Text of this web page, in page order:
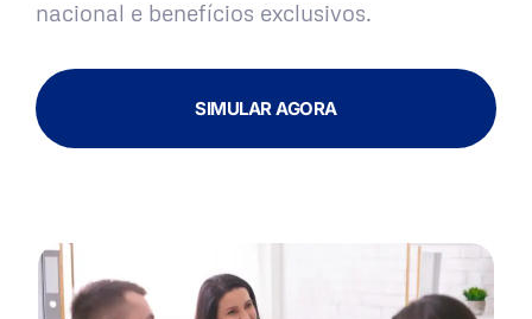
nacional e benefícios exclusivos.
SIMULAR AGORA